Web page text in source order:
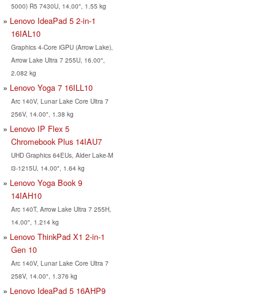
5000) R5 7430U, 14.00", 1.55 kg
Lenovo IdeaPad 5 2-in-1
16IAL10
Graphics 4-Core iGPU (Arrow Lake),
Arrow Lake Ultra 7 255U, 16.00",
2.082 kg
Lenovo Yoga 7 16ILL10
Arc 140V, Lunar Lake Core Ultra 7
256V, 14.00", 1.38 kg
Lenovo IP Flex 5
Chromebook Plus 14IAU7
UHD Graphics 64EUs, Alder Lake-M
i3-1215U, 14.00", 1.64 kg
Lenovo Yoga Book 9
14IAH10
Arc 140T, Arrow Lake Ultra 7 255H,
14.00", 1.214 kg
Lenovo ThinkPad X1 2-in-1
Gen 10
Arc 140V, Lunar Lake Core Ultra 7
258V, 14.00", 1.376 kg
Lenovo IdeaPad 5 16AHP9